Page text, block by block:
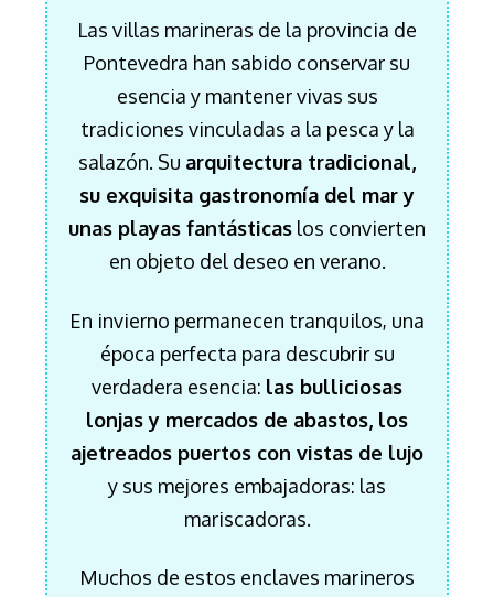
Las villas marineras de la provincia de
Pontevedra han sabido conservar su
esencia y mantener vivas sus
tradiciones vinculadas a la pesca y la
salazón. Su arquitectura tradicional,
su exquisita gastronomía del mar y
unas playas fantásticas los convierten
en objeto del deseo en verano.
En invierno permanecen tranquilos, una
época perfecta para descubrir su
verdadera esencia: las bulliciosas
lonjas y mercados de abastos, los
ajetreados puertos con vistas de lujo
y sus mejores embajadoras: las
mariscadoras.
Muchos de estos enclaves marineros